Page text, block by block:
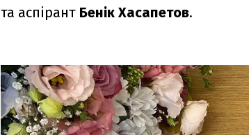
та аспірант Бенік Хасапетов.